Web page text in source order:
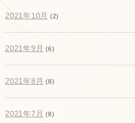
2021年10月 (2)
2021年9月 (6)
2021年8月 (8)
2021年7月 (8)